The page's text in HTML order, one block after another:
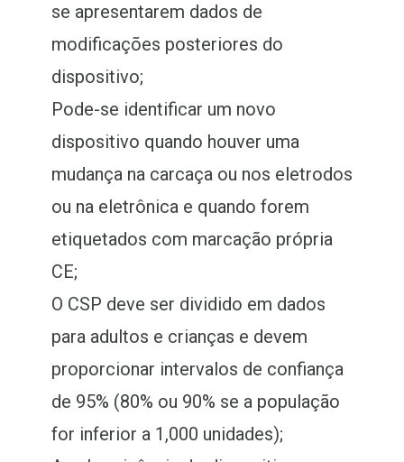
se apresentarem dados de
modificações posteriores do
dispositivo;
Pode-se identificar um novo
dispositivo quando houver uma
mudança na carcaça ou nos eletrodos
ou na eletrônica e quando forem
etiquetados com marcação própria
CE;
O CSP deve ser dividido em dados
para adultos e crianças e devem
proporcionar intervalos de confiança
de 95% (80% ou 90% se a população
for inferior a 1,000 unidades);